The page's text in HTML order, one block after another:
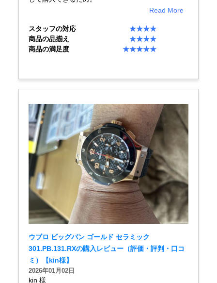
简体中文
繁體中文 한국어
Read More
スタッフの対応
★★★★
商品の品揃え
★★★★
商品の満足度
★★★★★
ウブロ ビッグバン ゴールド セラミック
301.PB.131.RXの購入レビュー（評価・評判・口コ
ミ）【kin様】
2026年01月02日
kin 様